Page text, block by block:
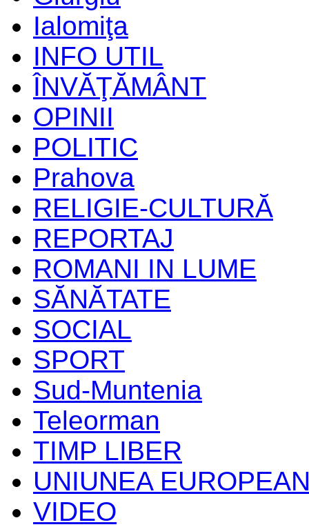
Ialomiţa
INFO UTIL
ÎNVĂŢĂMÂNT
OPINII
POLITIC
Prahova
RELIGIE-CULTURĂ
REPORTAJ
ROMANI IN LUME
SĂNĂTATE
SOCIAL
SPORT
Sud-Muntenia
Teleorman
TIMP LIBER
UNIUNEA
VIDEO